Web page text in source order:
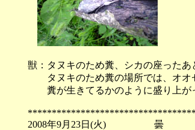
獣：タヌキのため糞、シカの座った
タヌキのため糞の場所では、オオ
糞が生きてるかのように盛り上が
2008年9月23日(火) 曇